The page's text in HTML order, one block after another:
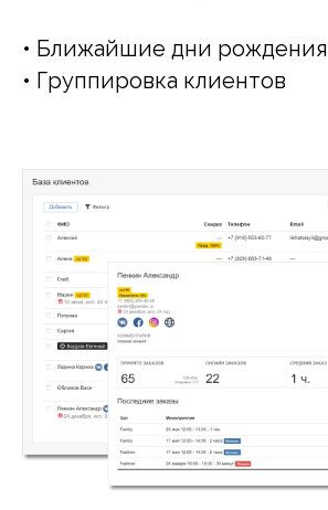
• Ближайшие дни рождения
• Группировка клиентов